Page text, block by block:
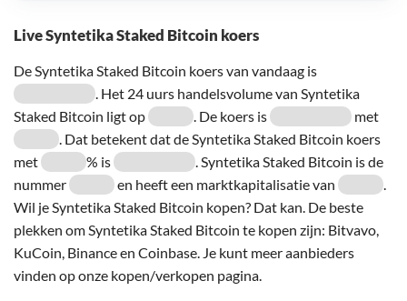
Live Syntetika Staked Bitcoin koers
De Syntetika Staked Bitcoin koers van vandaag is
. Het 24 uurs handelsvolume van Syntetika
Staked Bitcoin ligt op
. De koers is
met
. Dat betekent dat de Syntetika Staked Bitcoin koers
met
% is
. Syntetika Staked Bitcoin is de
nummer
en heeft een marktkapitalisatie van
.
Wil je Syntetika Staked Bitcoin kopen? Dat kan. De beste
plekken om Syntetika Staked Bitcoin te kopen zijn: Bitvavo,
KuCoin, Binance en Coinbase. Je kunt meer aanbieders
vinden op onze kopen/verkopen pagina.